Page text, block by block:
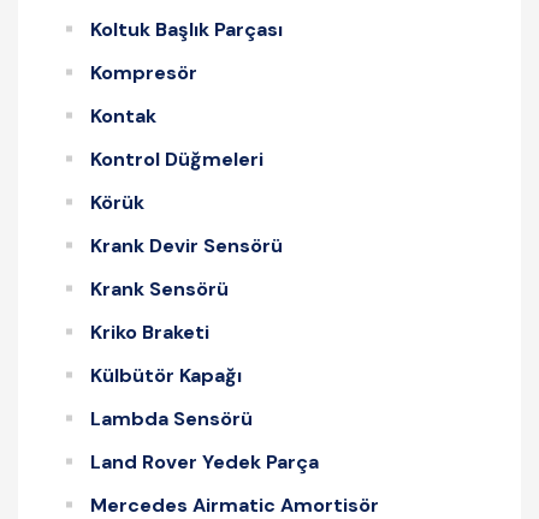
Koltuk Başlık Parçası
Kompresör
Kontak
Kontrol Düğmeleri
Körük
Krank Devir Sensörü
Krank Sensörü
Kriko Braketi
Külbütör Kapağı
Lambda Sensörü
Land Rover Yedek Parça
Mercedes Airmatic Amortisör